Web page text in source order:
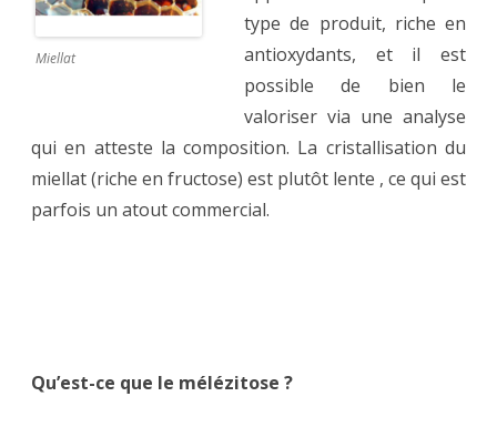
Miellat
type de produit, riche en
antioxydants, et il est
possible de bien le
valoriser via une analyse
qui en atteste la composition. La cristallisation du
miellat (riche en fructose) est plutôt lente , ce qui est
parfois un atout commercial.
Qu’est-ce que le mélézitose ?